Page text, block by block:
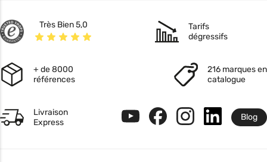
Très Bien 5,0
Tarifs
dégressifs
+ de 8000
références
216 marques en
catalogue
Livraison
Express
Blog